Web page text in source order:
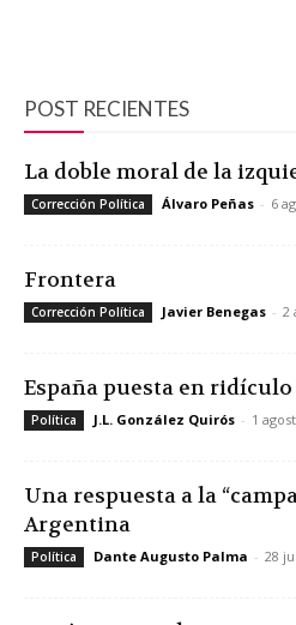
POST RECIENTES
La doble moral de la
Corrección Política Álvaro Peñas - 6
Frontera
Corrección Política Javier Benegas - 2
España puesta en ridículo
Política J.L. González Quirós - 1
Una respuesta a la
Argentina
Política Dante Augusto Palma - 28